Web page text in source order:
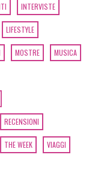
INTERVISTE
LIFESTYLE
MOSTRE MUSICA
RECENSIONI
THE WEEK VIAGGI